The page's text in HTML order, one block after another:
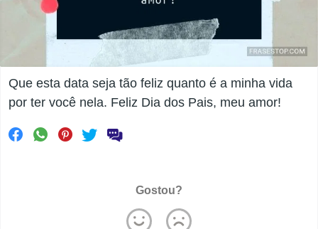
Que esta data seja tão feliz quanto é a minha vida
por ter você nela. Feliz Dia dos Pais, meu amor!
Gostou?